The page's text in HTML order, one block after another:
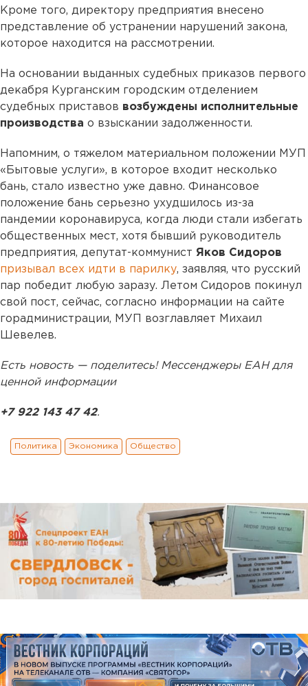
Кроме того, директору предприятия внесено
представление об устранении нарушений закона,
которое находится на рассмотрении.
На основании выданных судебных приказов первого
декабря Курганским городским отделением
судебных приставов возбуждены исполнительные
производства о взыскании задолженности.
Напомним, о тяжелом материальном положении МУП
«Бытовые услуги», в которое входит несколько
бань, стало известно уже давно. Финансовое
положение бань серьезно ухудшилось из-за
пандемии коронавируса, когда люди стали избегать
общественных мест, хотя бывший руководитель
предприятия, депутат-коммунист Яков Сидоров
призывал всех идти в парилку, заявляя, что русский
пар победит любую заразу. Летом Сидоров покинул
свой пост, сейчас, согласно информации на сайте
горадминистрации, МУП возглавляет Михаил
Шевелев.
Есть новость — поделитесь! Мессенджеры ЕАН для
ценной информации
+7 922 143 47 42.
Политика Экономика Общество